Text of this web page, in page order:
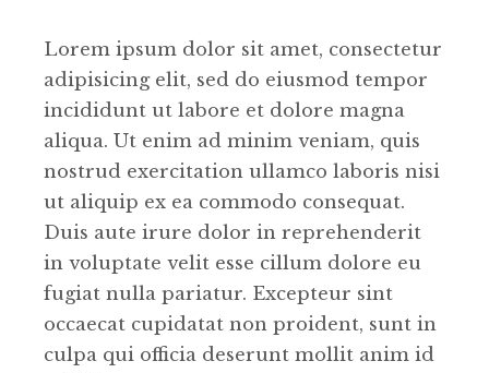
Lorem ipsum dolor sit amet, consectetur
adipisicing elit, sed do eiusmod tempor
incididunt ut labore et dolore magna
aliqua. Ut enim ad minim veniam, quis
nostrud exercitation ullamco laboris nisi
ut aliquip ex ea commodo consequat.
Duis aute irure dolor in reprehenderit
in voluptate velit esse cillum dolore eu
fugiat nulla pariatur. Excepteur sint
occaecat cupidatat non proident, sunt in
culpa qui officia deserunt mollit anim id